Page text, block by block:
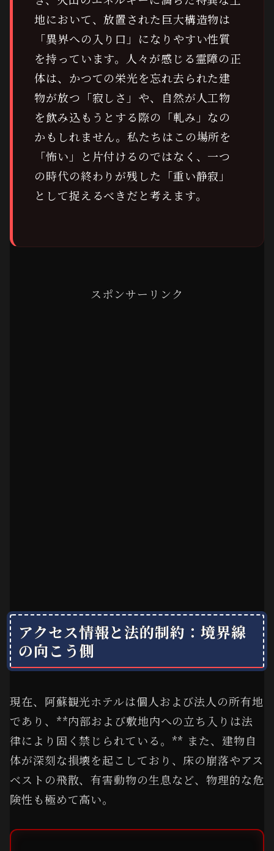
地において、放置された巨大構造物は
「異界への入り口」になりやすい性質
を持っています。人々が感じる霊障の正
体は、かつての栄光を忘れ去られた建
物が放つ「寂しさ」や、自然が人工物
を飲み込もうとする際の「軋み」なの
かもしれません。私たちはこの場所を
「怖い」と片付けるのではなく、一つ
の時代の終わりが残した「重い静寂」
として捉えるべきだと考えます。
スポンサーリンク
アクセス情報と法的制約：境界線
の向こう側
現在、阿蘇観光ホテルは個人および法人の所有地
であり、**内部および敷地内への立ち入りは法
律により固く禁じられている。** また、建物自
体が深刻な損壊を起こしており、床の崩落やアス
ベストの飛散、有害動物の生息など、物理的な危
険性も極めて高い。